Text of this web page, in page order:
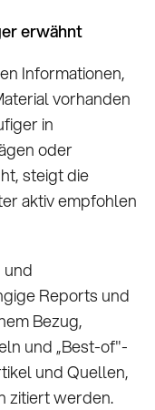
erwähnt
Informationen,
vorhanden
in
oder
steigt die
aktiv empfohlen
und
Reports und
Bezug,
und „Best-of"-
und Quellen,
zitiert werden.